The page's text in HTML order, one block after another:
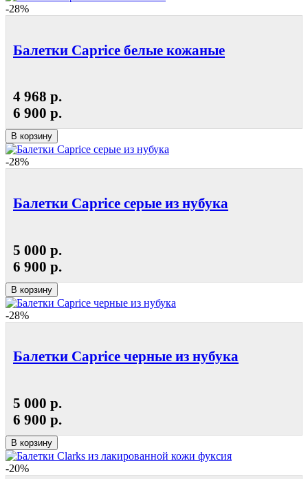
-28%
Балетки Caprice белые кожаные
4 968 р.
6 900 р.
В корзину
-28%
Балетки Caprice серые из нубука
5 000 р.
6 900 р.
В корзину
-28%
Балетки Caprice черные из нубука
5 000 р.
6 900 р.
В корзину
-20%